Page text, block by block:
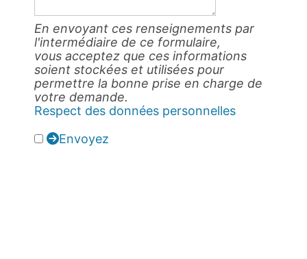
En envoyant ces renseignements par
l'intermédiaire de ce formulaire,
vous acceptez que ces informations
soient stockées et utilisées pour
permettre la bonne prise en charge de
votre demande.
Respect des données personnelles
Envoyez